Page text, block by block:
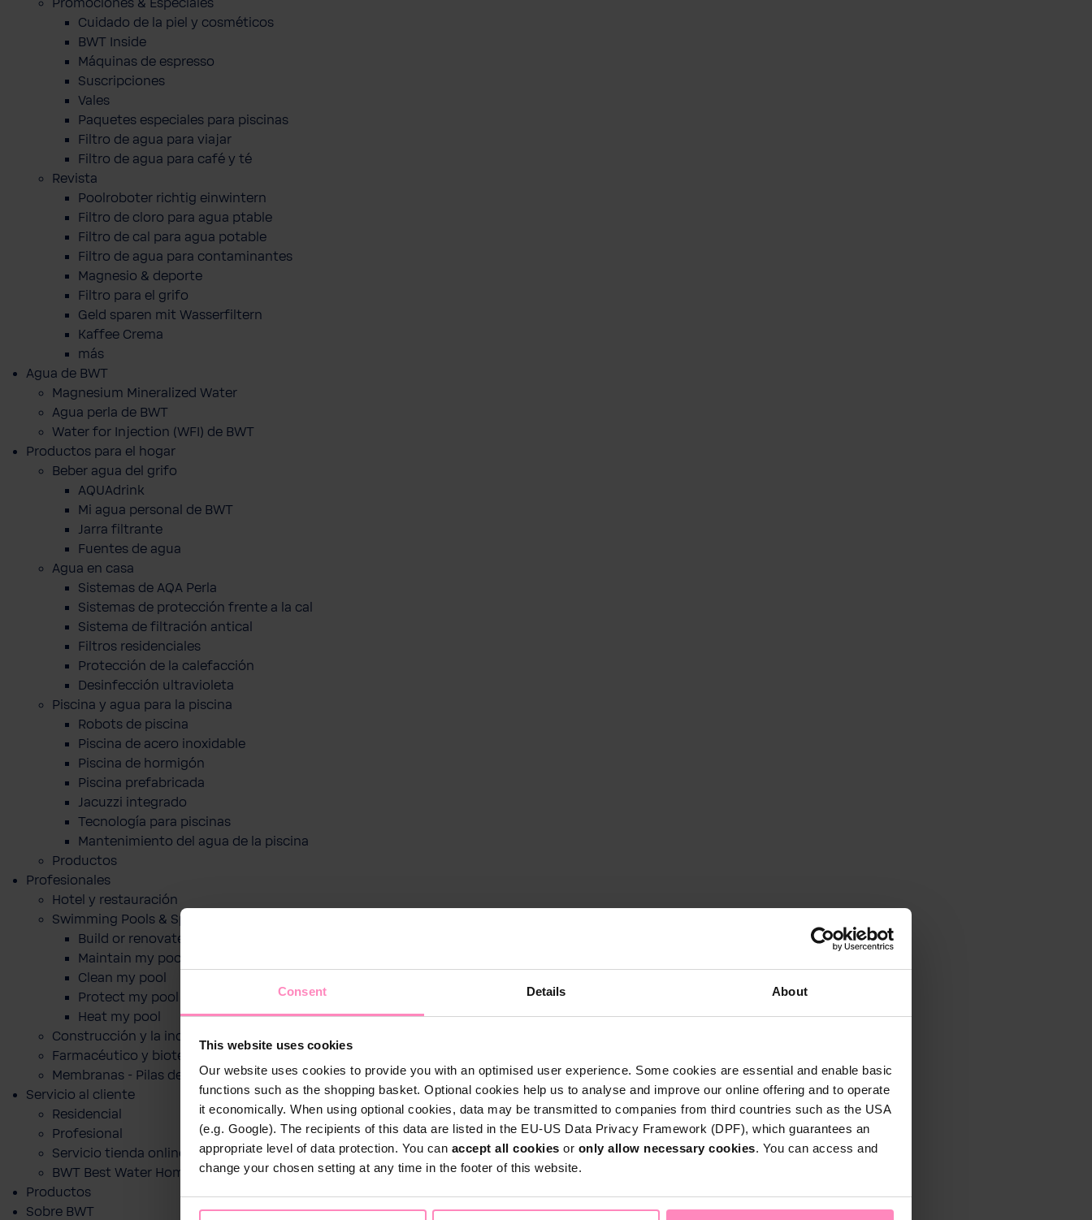
Consent Details About
This website uses cookies
Our website uses cookies to provide you with an optimised user experience. Some cookies are essential and enable basic
functions such as the shopping basket. Optional cookies help us to analyse and improve our online offering and to operate
it economically. When using optional cookies, data may be transmitted to companies from third countries such as the USA
(e.g. Google). The recipients of this data are listed in the EU-US Data Privacy Framework (DPF), which guarantees an
appropriate level of data protection. You can accept all cookies or only allow necessary cookies. You can access and
change your chosen setting at any time in the footer of this website.
Promociones & Especiales
Cuidado de la piel y cosméticos
BWT Inside
Máquinas de espresso
Suscripciones
Vales
Paquetes especiales para piscinas
Filtro de agua para viajar
Filtro de agua para café y té
Revista
Poolroboter richtig einwintern
Filtro de cloro para agua ptable
Filtro de cal para agua potable
Filtro de agua para contaminantes
Magnesio & deporte
Filtro para el grifo
Geld sparen mit Wasserfiltern
Kaffee Crema
más
Agua de BWT
Magnesium Mineralized Water
Agua perla de BWT
Water for Injection (WFI) de BWT
Productos para el hogar
Beber agua del grifo
AQUAdrink
Mi agua personal de BWT
Jarra filtrante
Fuentes de agua
Agua en casa
Sistemas de AQA Perla
Sistemas de protección frente a la cal
Sistema de filtración antical
Filtros residenciales
Protección de la calefacción
Desinfección ultravioleta
Piscina y agua para la piscina
Robots de piscina
Piscina de acero inoxidable
Piscina de hormigón
Piscina prefabricada
Jacuzzi integrado
Tecnología para piscinas
Mantenimiento del agua de la piscina
Productos
Profesionales
Hotel y restauración
Swimming Pools & Spas
Build or renovate my pool
Maintain my pool
Clean my pool
Protect my pool
Heat my pool
Construcción y la industria
Farmacéutico y biotecnológico
Membranas - Pilas de combustible
Servicio al cliente
Residencial
Profesional
Servicio tienda online
BWT Best Water Home App
Productos
Sobre BWT